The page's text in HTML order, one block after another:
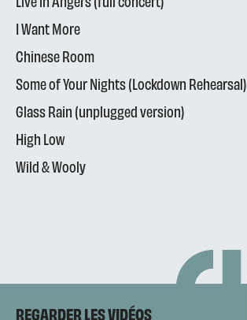
I Want More
Chinese Room
Some of Your Nights (Lockdown Rehearsal)
Glass Rain (unplugged version)
High Low
Wild & Wooly
REGARDER LES VIDÉOS